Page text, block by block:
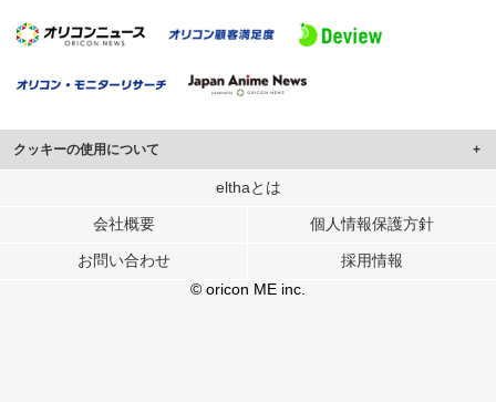
クッキーの使用について
このサイトでは Cookie を使用して、ユーザーに合わせたコンテンツや広告の
行っています。
メディアや広告配信、データ解析の各パートナーに提供しています。
各パートナーは、この情報とユーザーが各パートナーに提供した他の情報や、
ユーザーが各パートナーのサービスを使用したときに収集した他の情報を組み
elthaとは
会社概要 個人情報保護方針
お問い合わせ
採用情報
© oricon ME inc.